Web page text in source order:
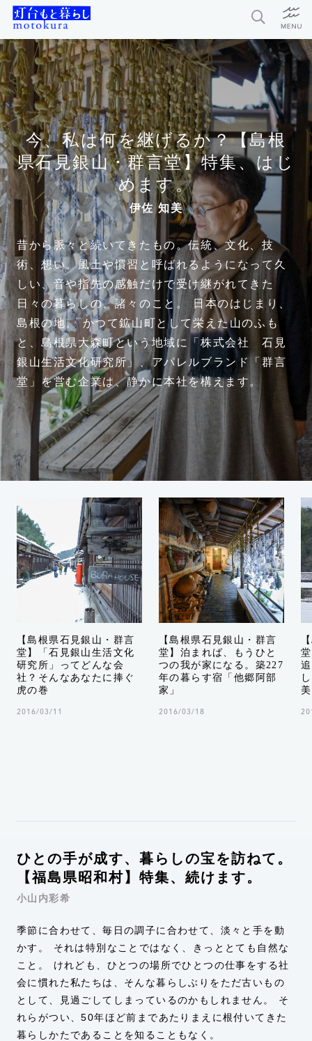
今、私は何を継げるか？【島根
県石見銀山・群言堂】特集、はじ
めます。
伊佐 知美
昔から脈々と続いてきたもの。伝統、文化、技
術、想い。風土や慣習と呼ばれるようになって久
しい、音や指先の感触だけで受け継がれてきた
日々の暮らしの、諸々のこと。 日本のはじまり、
島根の地。 かつて鉱山町として栄えた山のふも
と、島根県大森町という地域に「株式会社 石見
銀山生活文化研究所」、アパレルブランド「群言
堂」を営む企業は、静かに本社を構えます。
【島根県石見銀山・群言
堂】「石見銀山生活文化
研究所」ってどんな会
社？そんなあなたに捧ぐ
虎の巻
2016/03/11
【島根県石見銀山・群言
堂】泊まれば、もうひと
つの我が家になる。築227
年の暮らす宿「他郷阿部
家」
2016/03/18
美
ひとの手が成す、暮らしの宝を訪ねて。
【福島県昭和村】特集、続けます。
小山内彩希
季節に合わせて、毎日の調子に合わせて、淡々と手を動
かす。 それは特別なことではなく、きっととても自然な
こと。 けれども、ひとつの場所でひとつの仕事をする社
会に慣れた私たちは、そんな暮らしぶりをただ古いもの
として、見過ごしてしまっているのかもしれません。 そ
れらがつい、50年ほど前まであたりまえに根付いてきた
暮らしかたであることを知ることもなく。
特集
新着記事
今月の編集部おすすめ
探求者
灯台もと暮らしとは？
お問い合わせ
利用規約
個人情報保護方針
運営会社
TWITTER FACEBOOK